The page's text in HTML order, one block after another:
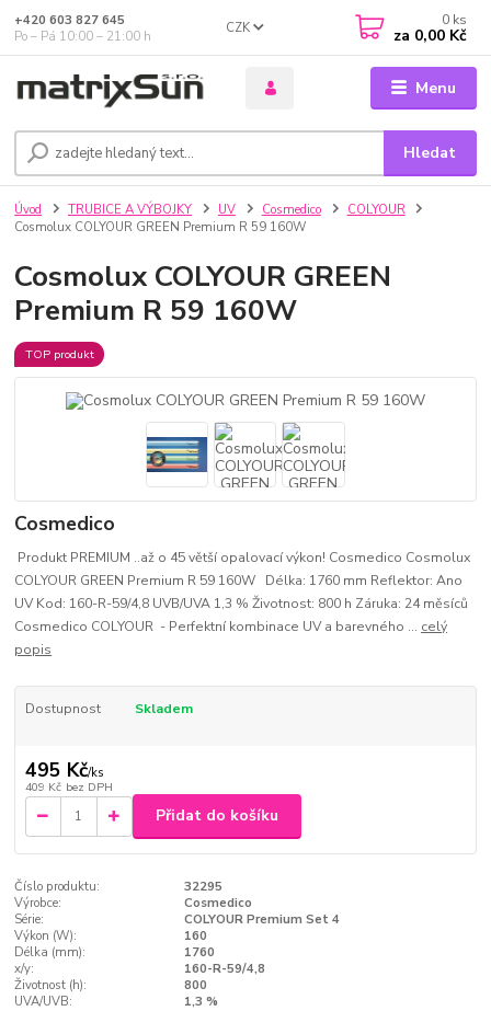
Menu
CZK
Hledat
+420 603 827 645
Po – Pá 10:00 – 21:00 h
0 ks
za 0,00 Kč
Úvod TRUBICE A VÝBOJKY UV Cosmedico
COLYOUR
Cosmolux COLYOUR GREEN Premium R 59 160W
Cosmolux COLYOUR GREEN
Premium R 59 160W
TOP produkt
Cosmedico
Produkt PREMIUM ..až o 45 větší opalovací výkon! Cosmedico Cosmolux
COLYOUR GREEN Premium R 59 160W Délka: 1760 mm Reflektor: Ano
UV Kod: 160-R-59/4,8 UVB/UVA 1,3 % Životnost: 800 h Záruka: 24 měsíců
Cosmedico COLYOUR - Perfektní kombinace UV a barevného ... celý
popis
Dostupnost Skladem
495 Kč/ks
409 Kč bez DPH
Přidat do košíku
Číslo produktu:
32295
Výrobce:
Cosmedico
Série:
COLYOUR Premium Set 4
Výkon (W):
160
Délka (mm):
1760
x/y:
160-R-59/4,8
Životnost (h):
800
UVA/UVB:
1,3 %